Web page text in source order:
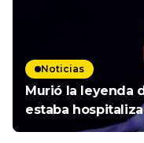
Noticias
Murió la leyenda
estaba